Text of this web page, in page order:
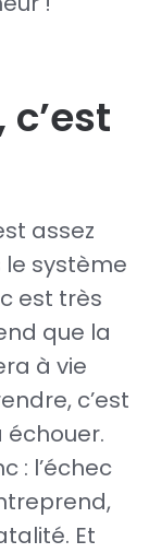
assez
le système
est très
que la
à vie
c’est
: l’échec
Et